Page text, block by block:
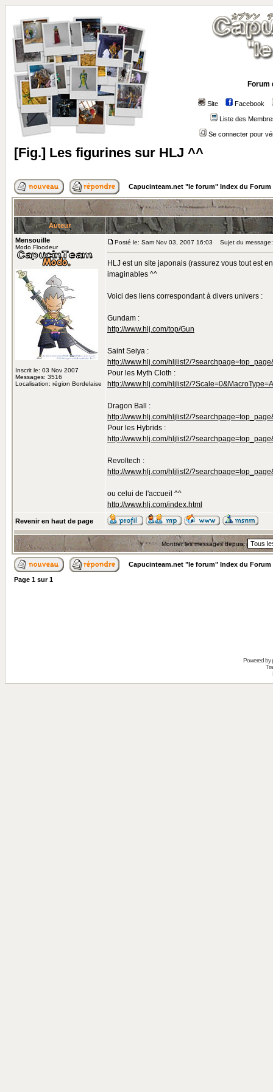
Forum
Site Facebook
Liste des
Se connecter pour
[Fig.] Les figurines sur HLJ ^^
Capucinteam.net "le forum" Index du Forum
Auteur
Mensouille
Modo Floodeur
Inscrit le: 03 Nov 2007
Messages: 3516
Localisation: région Bordelaise
Posté le: Sam Nov 03, 2007 16:03 Sujet du
HLJ est un site japonais (rassurez vous tout est
imaginables ^^
Voici des liens correspondant à divers univers :
Gundam :
http://www.hlj.com/top/Gun
Saint Seiya :
http://www.hlj.com/hljlist2/
Pour les Myth Cloth :
http://www.hlj.com/hljlist2/
Dragon Ball :
http://www.hlj.com/hljlist2/
Pour les Hybrids :
http://www.hlj.com/hljlist2/
Revoltech :
http://www.hlj.com/hljlist2/
ou celui de l'accueil ^^
http://www.hlj.com/index.html
Revenir en haut de page
Montrer les messages depuis:
Capucinteam.net "le forum" Index du Forum
Page 1 sur1
Powered by